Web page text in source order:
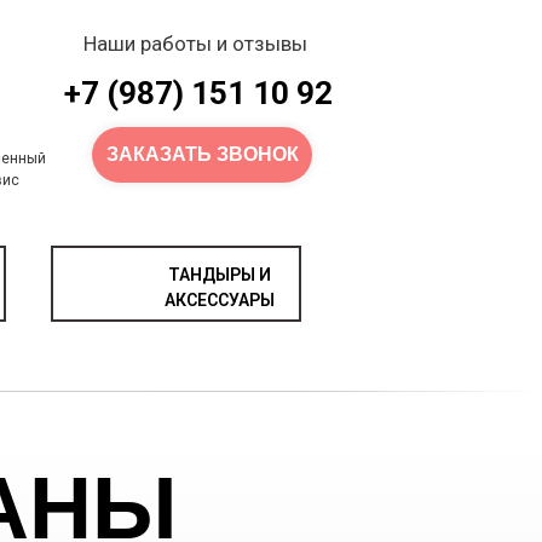
+7 (987) 151 10 92
ЗАКАЗАТЬ ЗВОНОК
Наши работы и отзывы
ТАНДЫРЫ И
АКСЕССУАРЫ